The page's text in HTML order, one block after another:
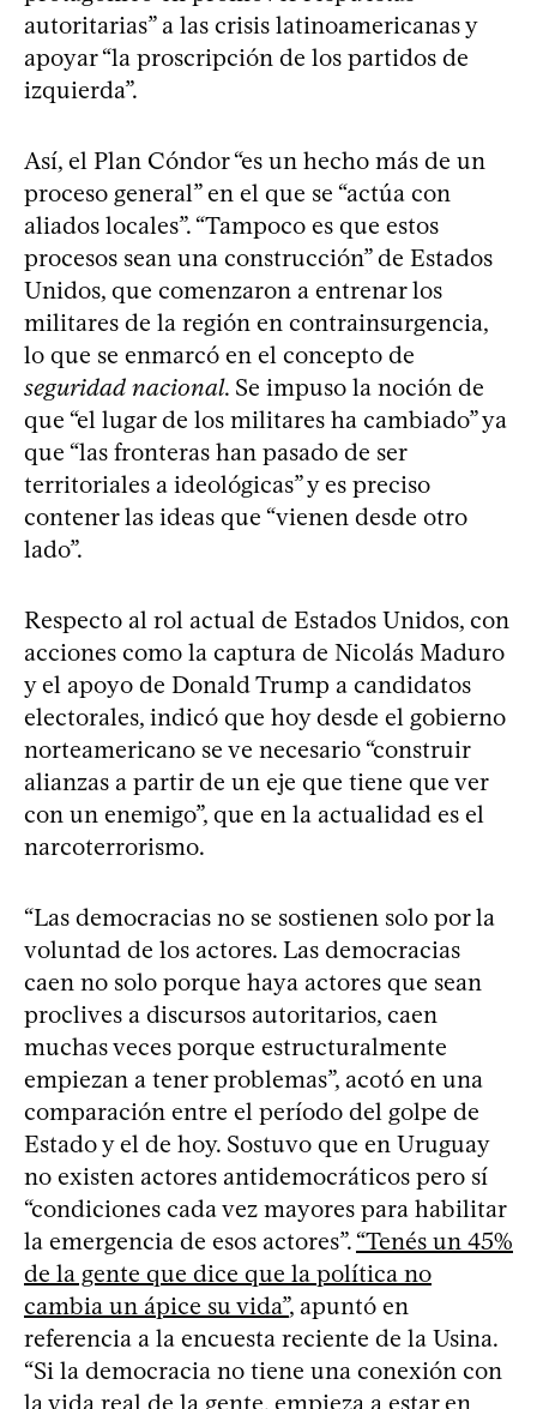
autoritarias” a las crisis latinoamericanas y
apoyar “la proscripción de los partidos de
izquierda”.
Así, el Plan Cóndor “es un hecho más de un
proceso general” en el que se “actúa con
aliados locales”. “Tampoco es que estos
procesos sean una construcción” de Estados
Unidos, que comenzaron a entrenar los
militares de la región en contrainsurgencia,
lo que se enmarcó en el concepto de
seguridad nacional. Se impuso la noción de
que “el lugar de los militares ha cambiado” ya
que “las fronteras han pasado de ser
territoriales a ideológicas” y es preciso
contener las ideas que “vienen desde otro
lado”.
Respecto al rol actual de Estados Unidos, con
acciones como la captura de Nicolás Maduro
y el apoyo de Donald Trump a candidatos
electorales, indicó que hoy desde el gobierno
norteamericano se ve necesario “construir
alianzas a partir de un eje que tiene que ver
con un enemigo”, que en la actualidad es el
narcoterrorismo.
“Las democracias no se sostienen solo por la
voluntad de los actores. Las democracias
caen no solo porque haya actores que sean
proclives a discursos autoritarios, caen
muchas veces porque estructuralmente
empiezan a tener problemas”, acotó en una
comparación entre el período del golpe de
Estado y el de hoy. Sostuvo que en Uruguay
no existen actores antidemocráticos pero sí
“condiciones cada vez mayores para habilitar
la emergencia de esos actores”. “Tenés un 45%
de la gente que dice que la política no
cambia un ápice su vida”, apuntó en
referencia a la encuesta reciente de la Usina.
“Si la democracia no tiene una conexión con
la vida real de la gente, empieza a estar en